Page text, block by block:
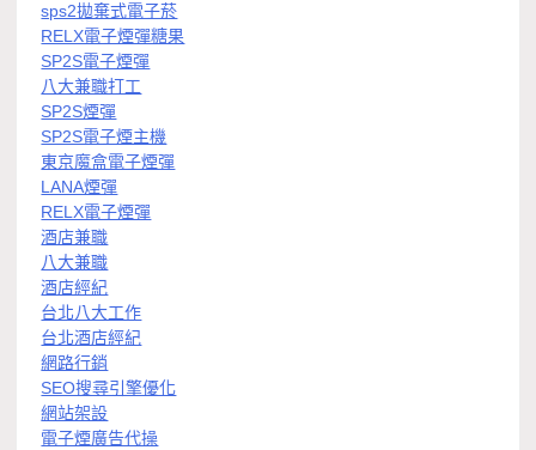
sps2拋棄式電子菸
RELX電子煙彈糖果
SP2S電子煙彈
八大兼職打工
SP2S煙彈
SP2S電子煙主機
東京魔盒電子煙彈
LANA煙彈
RELX電子煙彈
酒店兼職
八大兼職
酒店經紀
台北八大工作
台北酒店經紀
網路行銷
SEO搜尋引擎優化
網站架設
電子煙廣告代操